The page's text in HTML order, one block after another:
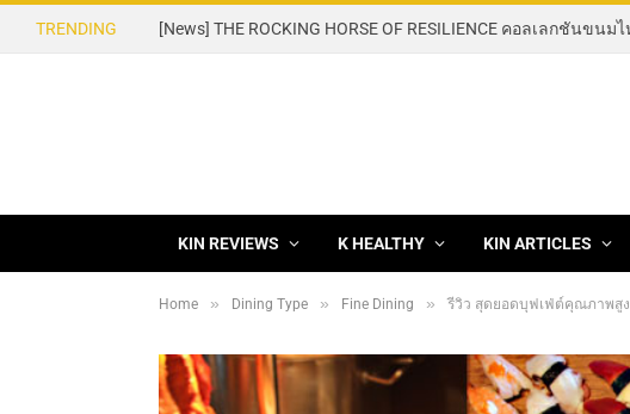
TRENDING
KIN REVIEWS K HEALTHY KIN ARTICLES
Home » Dining Type » Fine Dining » รีวิว สุดยอดบุฟเฟ่ต์คุณภาพสูง